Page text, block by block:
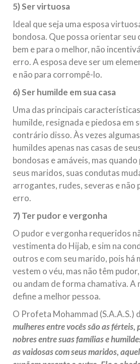
5) Ser virtuosa
Ideal que seja uma esposa
bondosa. Que possa orientar seu
bem e para o melhor, não
erro. A esposa deve ser um
e não para corrompê-lo.
6) Ser humilde em sua casa
Uma das principais
humilde, resignada e piedosa em
contrário disso. Às vezes
humildes apenas nas casas de
bondosas e amáveis, mas
seus maridos, suas condutas
arrogantes, rudes, severas e não
erro.
7) Ter pudor e vergonha
O pudor e vergonha requeridos
vestimenta do Hijab, e sim na
outros e com seu marido, pois há
vestem o véu, mas não têm
ou andam de forma chamativa. A
define a melhor pessoa.
O Profeta Mohammad (S.A.A.S.)
mulheres entre vocês são as férteis,
nobres entre suas famílias e
as vaidosas com seus maridos,